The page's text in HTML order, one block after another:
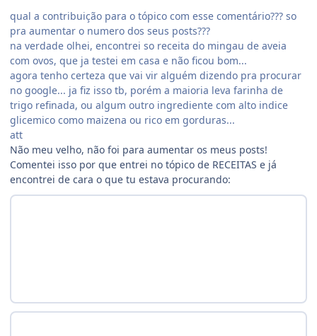
qual a contribuição para o tópico com esse comentário??? so
pra aumentar o numero dos seus posts???
na verdade olhei, encontrei so receita do mingau de aveia
com ovos, que ja testei em casa e não ficou bom...
agora tenho certeza que vai vir alguém dizendo pra procurar
no google... ja fiz isso tb, porém a maioria leva farinha de
trigo refinada, ou algum outro ingrediente com alto indice
glicemico como maizena ou rico em gorduras...
att
Não meu velho, não foi para aumentar os meus posts!
Comentei isso por que entrei no tópico de RECEITAS e já
encontrei de cara o que tu estava procurando: